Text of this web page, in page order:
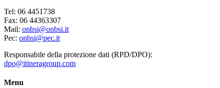
Tel: 06 4451738
Fax: 06 44363307
Mail: onbsi@onbsi.it
Pec: onbsi@pec.it
Responsabile della protezione dati (RPD/DPO):
dpo@itineragroup.com
Menu